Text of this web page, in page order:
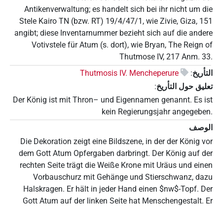
Antikenverwaltung; es handelt sich bei ihr nicht um die
Stele Kairo TN (bzw. RT) 19/4/47/1, wie Zivie, Giza, 151
angibt; diese Inventarnummer bezieht sich auf die andere
Votivstele für Atum (s. dort), wie Bryan, The Reign of
Thutmose IV, 217 Anm. 33.
التأريخ:
Thutmosis IV. Mencheperure
تعليق حول التأريخ:
Der König ist mit Thron– und Eigennamen genannt. Es ist
kein Regierungsjahr angegeben.
الوصف
Die Dekoration zeigt eine Bildszene, in der der König vor
dem Gott Atum Opfergaben darbringt. Der König auf der
rechten Seite trägt die Weiße Krone mit Uräus und einen
Vorbauschurz mit Gehänge und Stierschwanz, dazu
Halskragen. Er hält in jeder Hand einen $nw$-Topf. Der
Gott Atum auf der linken Seite hat Menschengestalt. Er